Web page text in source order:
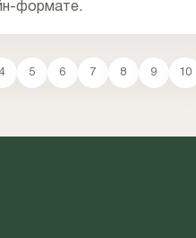
формате.
4 5 6 7 8 9 10